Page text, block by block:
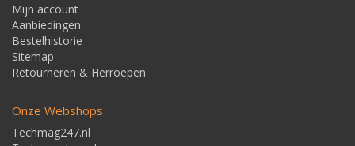
Mijn account
Aanbiedingen
Bestelhistorie
Sitemap
Retourneren & Herroepen
Onze Webshops
Techmag247.nl